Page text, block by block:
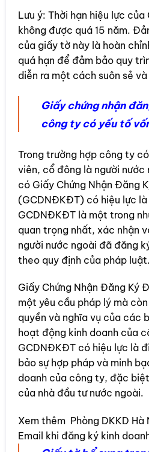
Lưu ý: Thời hạn hiệu lực của
không được quá 15 năm.
của giấy tờ này là hoàn
quá hạn để đảm bảo quy
diễn ra một cách suôn sẻ
Giấy chứng nhận
công ty có yếu tố
Trong trường hợp công ty
viên, cổ đông là người nước
có Giấy Chứng Nhận Đăng
(GCDNĐKĐT) có hiệu lực
GCDNĐKĐT là một trong
quan trọng nhất, xác nhận
người nước ngoài đã đăng
theo quy định của pháp luật.
Giấy Chứng Nhận Đăng Ký
một yêu cầu pháp lý mà
quyền và nghĩa vụ của các
hoạt động kinh doanh của
GCDNĐKĐT có hiệu lực là
bảo sự hợp pháp và minh
doanh của công ty, đặc
của nhà đầu tư nước ngoài.
Xem thêm Phòng DKKD
Email khi đăng ký kinh